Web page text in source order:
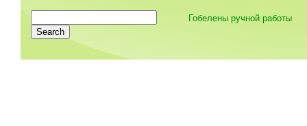
Гобелены ручной работы